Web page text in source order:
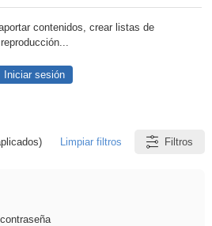
contenidos, crear listas de
reproducción...
Iniciar sesión
Limpiar filtros Filtros